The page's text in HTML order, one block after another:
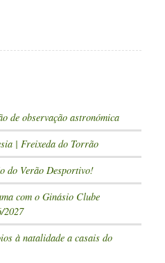
de observação astronómica
| Freixeda do Torrão
do Verão Desportivo!
com o Ginásio Clube
2027
à natalidade a casais do